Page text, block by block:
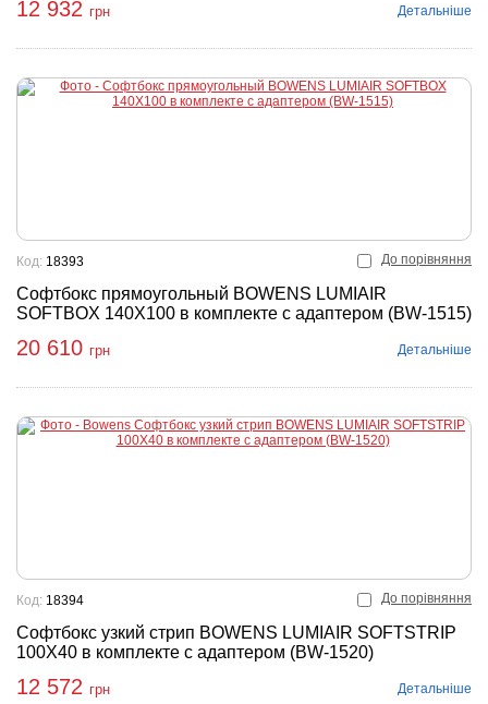
12 932 грн Детальніше
До порівняння
Софтбокс прямоугольный BOWENS LUMIAIR
SOFTBOX 140X100 в комплекте с адаптером (BW-1515)
Код: 18393
20 610 грн Детальніше
До порівняння
Софтбокс узкий стрип BOWENS LUMIAIR SOFTSTRIP
100X40 в комплекте с адаптером (BW-1520)
Код: 18394
12 572 грн Детальніше